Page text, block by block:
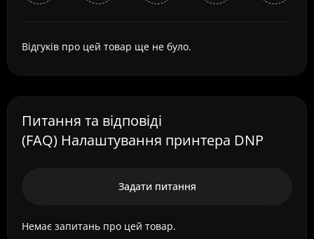
Відгуків про цей товар ще не було.
Питання та відповіді
(FAQ) Налаштування принтера DNP
Задати питання
Немає запитань про цей товар.